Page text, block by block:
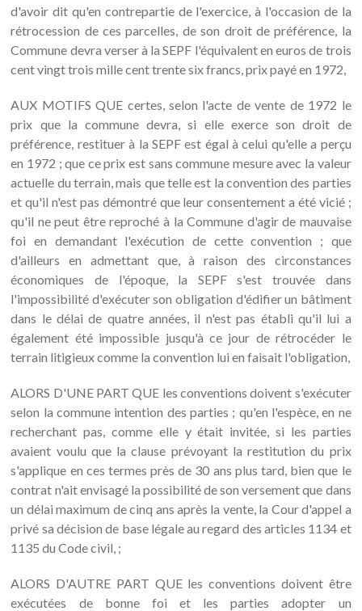
d'avoir dit qu'en contrepartie de l'exercice, à l'occasion de la
rétrocession de ces parcelles, de son droit de préférence, la
Commune devra verser à la SEPF l'équivalent en euros de trois
cent vingt trois mille cent trente six francs, prix payé en 1972,
AUX MOTIFS QUE certes, selon l'acte de vente de 1972 le
prix que la commune devra, si elle exerce son droit de
préférence, restituer à la SEPF est égal à celui qu'elle a perçu
en 1972 ; que ce prix est sans commune mesure avec la valeur
actuelle du terrain, mais que telle est la convention des parties
et qu'il n'est pas démontré que leur consentement a été vicié ;
qu'il ne peut être reproché à la Commune d'agir de mauvaise
foi en demandant l'exécution de cette convention ; que
d'ailleurs en admettant que, à raison des circonstances
économiques de l'époque, la SEPF s'est trouvée dans
l'impossibilité d'exécuter son obligation d'édifier un bâtiment
dans le délai de quatre années, il n'est pas établi qu'il lui a
également été impossible jusqu'à ce jour de rétrocéder le
terrain litigieux comme la convention lui en faisait l'obligation,
ALORS D'UNE PART QUE les conventions doivent s'exécuter
selon la commune intention des parties ; qu'en l'espèce, en ne
recherchant pas, comme elle y était invitée, si les parties
avaient voulu que la clause prévoyant la restitution du prix
s'applique en ces termes près de 30 ans plus tard, bien que le
contrat n'ait envisagé la possibilité de son versement que dans
un délai maximum de cinq ans après la vente, la Cour d'appel a
privé sa décision de base légale au regard des articles 1134 et
1135 du Code civil, ;
ALORS D'AUTRE PART QUE les conventions doivent être
exécutées de bonne foi et les parties adopter un